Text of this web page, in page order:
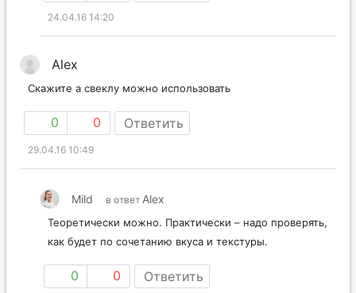
24.04.16 14:20
Alex
Скажите а свеклу можно использовать
0 0 Ответить
29.04.16 10:49
Mild в ответ Alex
Теоретически можно. Практически – надо проверять,
как будет по сочетанию вкуса и текстуры.
0 0 Ответить